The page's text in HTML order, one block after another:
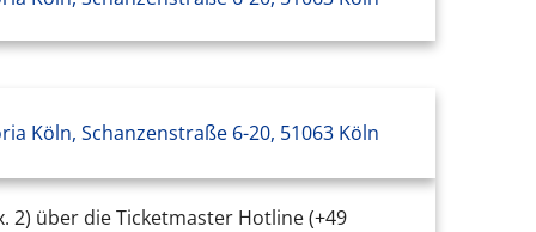
Köln, Schanzenstraße 6-20, 51063 Köln
2) über die Ticketmaster Hotline (+49